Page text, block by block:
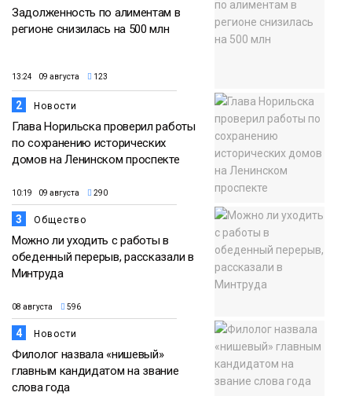
Задолженность по алиментам в
регионе снизилась на 500 млн
13:24 09 августа 123
2 Новости
Глава Норильска проверил работы
по сохранению исторических
домов на Ленинском проспекте
10:19 09 августа 290
3 Общество
Можно ли уходить с работы в
обеденный перерыв, рассказали в
Минтруда
08 августа 596
4 Новости
Филолог назвала «нишевый»
главным кандидатом на звание
слова года